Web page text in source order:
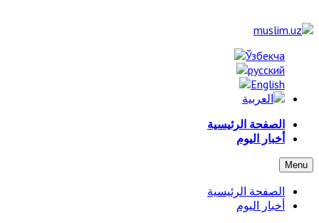
الصفحة الرئيسية
أخبار اليوم
Menu
الصفحة الرئيسية
أخبار اليوم